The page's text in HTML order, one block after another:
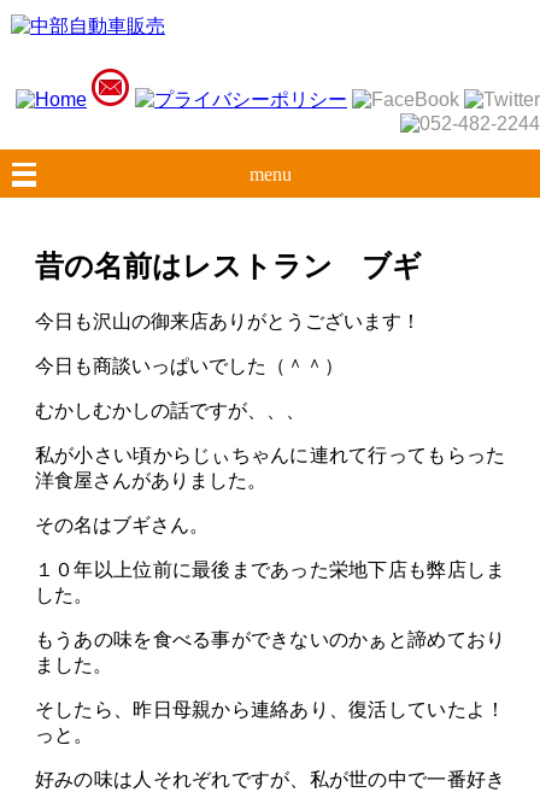
menu
昔の名前はレストラン ブギ
今日も沢山の御来店ありがとうございます！
今日も商談いっぱいでした（＾＾）
むかしむかしの話ですが、、、
私が小さい頃からじぃちゃんに連れて行ってもらった
洋食屋さんがありました。
その名はブギさん。
１０年以上位前に最後まであった栄地下店も弊店しま
した。
もうあの味を食べる事ができないのかぁと諦めており
ました。
そしたら、昨日母親から連絡あり、復活していたよ！
っと。
好みの味は人それぞれですが、私が世の中で一番好き